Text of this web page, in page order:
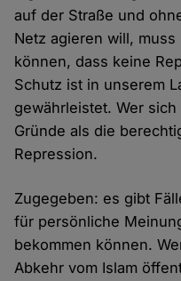
auf der Straße und
Netz agieren will,
können, dass keine
Schutz ist in unserem
gewährleistet. Wer
Gründe als die
Repression.
Zugegeben: es gibt
für persönliche
bekommen können.
Abkehr vom Islam